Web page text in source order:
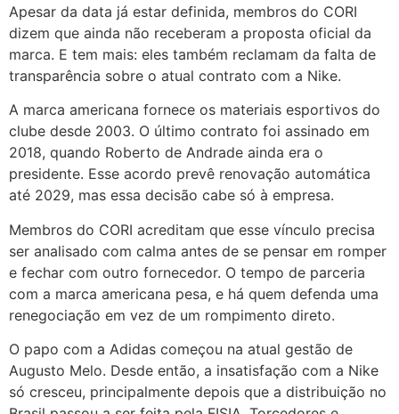
Apesar da data já estar definida, membros do CORI
dizem que ainda não receberam a proposta oficial da
marca. E tem mais: eles também reclamam da falta de
transparência sobre o atual contrato com a Nike.
A marca americana fornece os materiais esportivos do
clube desde 2003. O último contrato foi assinado em
2018, quando Roberto de Andrade ainda era o
presidente. Esse acordo prevê renovação automática
até 2029, mas essa decisão cabe só à empresa.
Membros do CORI acreditam que esse vínculo precisa
ser analisado com calma antes de se pensar em romper
e fechar com outro fornecedor. O tempo de parceria
com a marca americana pesa, e há quem defenda uma
renegociação em vez de um rompimento direto.
O papo com a Adidas começou na atual gestão de
Augusto Melo. Desde então, a insatisfação com a Nike
só cresceu, principalmente depois que a distribuição no